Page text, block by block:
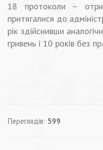
18 протоколи –
притягалися до
рік здійснивши
гривень і 10 років без
Переглядів: 599